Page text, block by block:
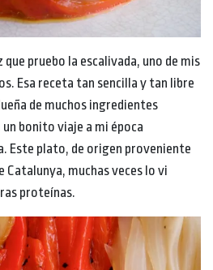
que pruebo la escalivada, uno de mis
Esa receta tan sencilla y tan libre
de muchos ingredientes
bonito viaje a mi época
Este plato, de origen proveniente
Catalunya, muchas veces lo vi
proteínas.